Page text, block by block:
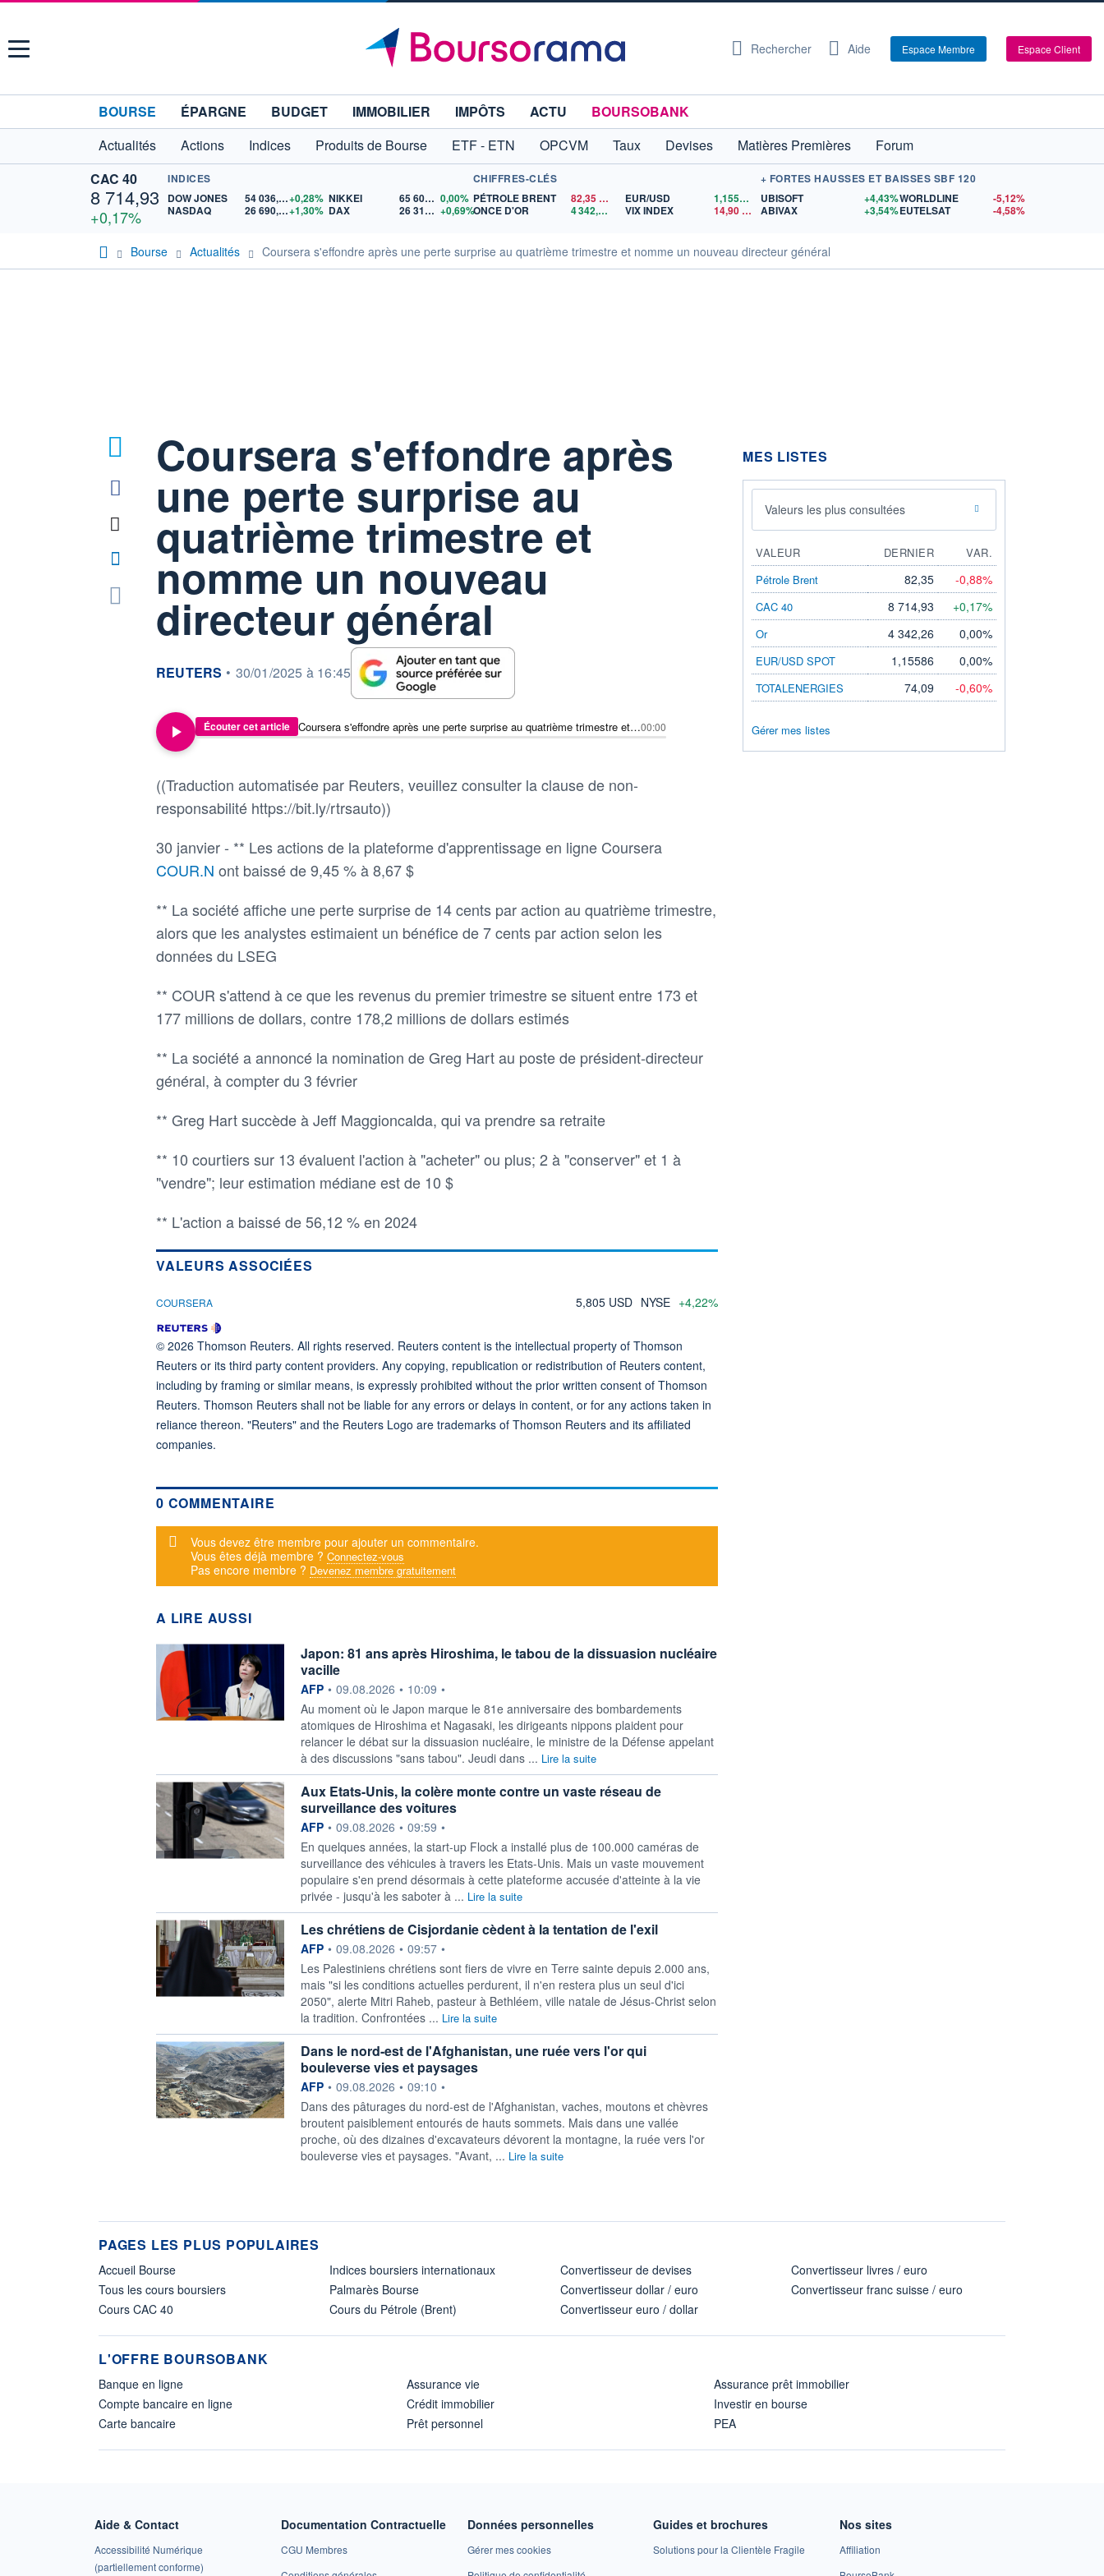
Menu Rechercher Aide Espace Membre Espace Client
BOURSE ÉPARGNE BUDGET IMMOBILIER IMPÔTS ACTU
BOURSOBANK
Actualités
Actions Indices Produits de Bourse ETF - ETN OPCVM Taux Devises Matières Premières
Forum
CAC 40
8 714,93
+0,17%
INDICES
DOW JONES
54 036,93+0,28%
NASDAQ
26 690,62+1,30%
NIKKEI 65 606,71 0,00%
DAX
26 319,45 +0,69%
CHIFFRES-CLÉS
PÉTROLE BRENT
82,35$US
ONCE D'OR
4 342,26 $US
EUR/USD 1,1559$US
VIX INDEX
14,90
+ FORTES HAUSSES ET BAISSES SBF 120
UBISOFT
+4,43%
ABIVAX
+3,54%
WORLDLINE
-5,12%
EUTELSAT
-4,58%
Bourse Actualités Coursera s'effondre après une perte surprise au quatrième trimestre et nomme un nouveau directeur général
Coursera s'effondre après
une perte surprise au
quatrième trimestre et
nomme un nouveau
directeur général
information fournie par
REUTERS • 30/01/2025 à 16:45
Écouter cet article Coursera s'effondre après une perte surprise au quatrième trimestre et nomme un nouveau directeur général00:00
((Traduction automatisée par Reuters, veuillez consulter la clause de non-
responsabilité https://bit.ly/rtrsauto))
30 janvier - ** Les actions de la plateforme d'apprentissage en ligne Coursera
COUR.N ont baissé de 9,45 % à 8,67 $
** La société affiche une perte surprise de 14 cents par action au quatrième trimestre,
alors que les analystes estimaient un bénéfice de 7 cents par action selon les
données du LSEG
** COUR s'attend à ce que les revenus du premier trimestre se situent entre 173 et
177 millions de dollars, contre 178,2 millions de dollars estimés
** La société a annoncé la nomination de Greg Hart au poste de président-directeur
général, à compter du 3 février
** Greg Hart succède à Jeff Maggioncalda, qui va prendre sa retraite
** 10 courtiers sur 13 évaluent l'action à "acheter" ou plus; 2 à "conserver" et 1 à
"vendre"; leur estimation médiane est de 10 $
** L'action a baissé de 56,12 % en 2024
VALEURS ASSOCIÉES
COURSERA 5,805 USD NYSE +4,22%
© 2026 Thomson Reuters. All rights reserved. Reuters content is the intellectual property of Thomson
Reuters or its third party content providers. Any copying, republication or redistribution of Reuters content,
including by framing or similar means, is expressly prohibited without the prior written consent of Thomson
Reuters. Thomson Reuters shall not be liable for any errors or delays in content, or for any actions taken in
reliance thereon. "Reuters" and the Reuters Logo are trademarks of Thomson Reuters and its affiliated
companies.
0 COMMENTAIRE
Message d'alerte
Vous devez être membre pour ajouter un commentaire.
Vous êtes déjà membre ? Connectez-vous
Pas encore membre ? Devenez membre gratuitement
A LIRE AUSSI
Japon: 81 ans après Hiroshima, le tabou de la dissuasion nucléaire
vacille
information fournie par
AFP • 09.08.2026 • 10:09 •
Au moment où le Japon marque le 81e anniversaire des bombardements
atomiques de Hiroshima et Nagasaki, les dirigeants nippons plaident pour
relancer le débat sur la dissuasion nucléaire, le ministre de la Défense appelant
à des discussions "sans tabou". Jeudi dans ... Lire la suite
Aux Etats-Unis, la colère monte contre un vaste réseau de
surveillance des voitures
information fournie par
AFP • 09.08.2026 • 09:59 •
En quelques années, la start-up Flock a installé plus de 100.000 caméras de
surveillance des véhicules à travers les Etats-Unis. Mais un vaste mouvement
populaire s'en prend désormais à cette plateforme accusée d'atteinte à la vie
privée - jusqu'à les saboter à ... Lire la suite
Les chrétiens de Cisjordanie cèdent à la tentation de l'exil
information fournie par
AFP • 09.08.2026 • 09:57 •
Les Palestiniens chrétiens sont fiers de vivre en Terre sainte depuis 2.000 ans,
mais "si les conditions actuelles perdurent, il n'en restera plus un seul d'ici
2050", alerte Mitri Raheb, pasteur à Bethléem, ville natale de Jésus-Christ selon
la tradition. Confrontées ... Lire la suite
Dans le nord-est de l'Afghanistan, une ruée vers l'or qui
bouleverse vies et paysages
information fournie par
AFP • 09.08.2026 • 09:10 •
Dans des pâturages du nord-est de l'Afghanistan, vaches, moutons et chèvres
broutent paisiblement entourés de hauts sommets. Mais dans une vallée
proche, où des dizaines d'excavateurs dévorent la montagne, la ruée vers l'or
bouleverse vies et paysages. "Avant, ... Lire la suite
MES LISTES
Valeurs les plus consultées
VALEUR DERNIER
VAR.
Pétrole Brent
82,35 -0,88%
CAC 40 8 714,93 +0,17%
Or 4 342,26 0,00%
EUR/USD SPOT 1,15586 0,00%
TOTALENERGIES 74,09 -0,60%
Gérer mes listes
PAGES LES PLUS POPULAIRES
Accueil Bourse
Tous les cours boursiers
Cours CAC 40
Indices boursiers internationaux
Palmarès Bourse
Cours du Pétrole (Brent)
Convertisseur de devises
Convertisseur dollar / euro
Convertisseur euro / dollar
Convertisseur livres / euro
Convertisseur franc suisse / euro
L'OFFRE BOURSOBANK
Banque en ligne
Compte bancaire en ligne
Carte bancaire
Assurance vie
Crédit immobilier
Prêt personnel
Assurance prêt immobilier
Investir en bourse
PEA
Aide & Contact
Accessibilité Numérique
(partiellement conforme)
Documentation Contractuelle
CGU Membres
Données personnelles
Gérer mes cookies
Guides et brochures
Solutions pour la Clientèle Fragile
Nos sites
Affiliation